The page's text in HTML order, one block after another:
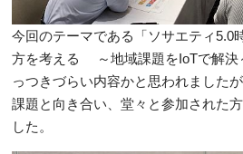
今回のテーマである「ソサエティ5.0
方を考える ～地域課題をIoTで解決
っつきづらい内容かと思われました
課題と向き合い、堂々と参加された
した。